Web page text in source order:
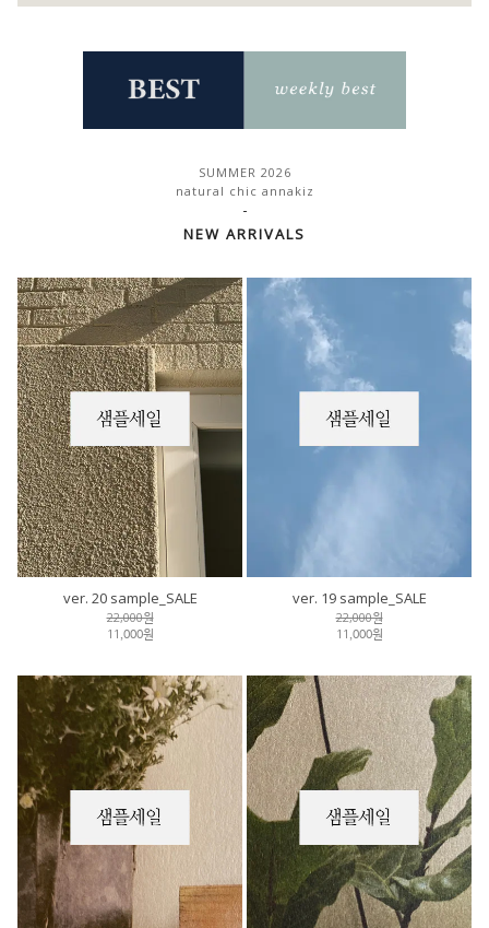
SUMMER 2026
natural chic annakiz
-
NEW ARRIVALS
ver. 20 sample_SALE
22,000원
11,000원
ver. 19 sample_SALE
22,000원
11,000원